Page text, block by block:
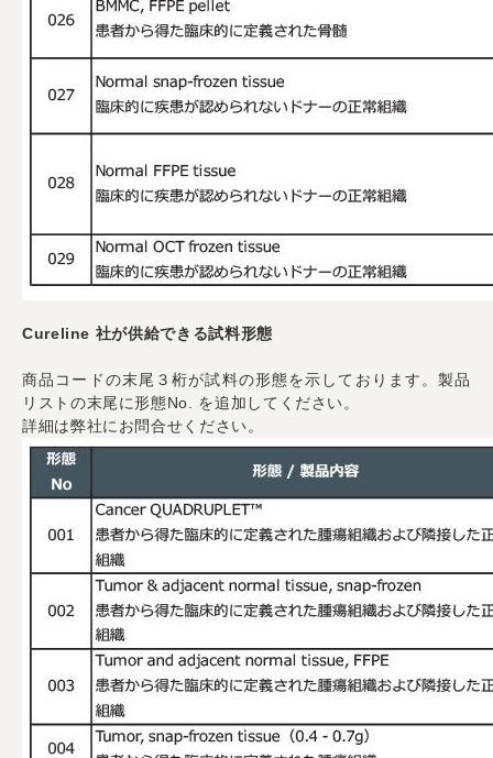
Cureline 社が供給できる試料形態
商品コードの末尾３桁が試料の形態を示しております。製品
リストの末尾に形態No. を追加してください。
詳細は弊社にお問合せください。